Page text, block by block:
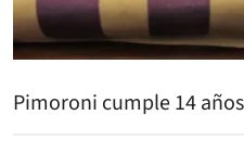
Pimoroni cumple 14 años